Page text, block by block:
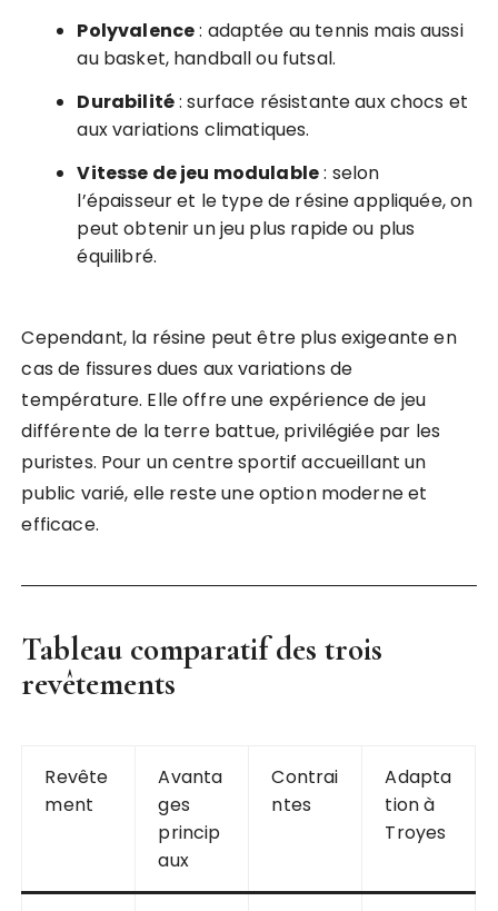
Polyvalence: adaptée au tennis mais aussi
au basket, handball ou futsal.
Durabilité: surface résistante aux chocs et
aux variations climatiques.
Vitesse de jeu modulable: selon
l’épaisseur et le type de résine appliquée, on
peut obtenir un jeu plus rapide ou plus
équilibré.
Cependant, la résine peut être plus exigeante en
cas de fissures dues aux variations de
température. Elle offre une expérience de jeu
différente de la terre battue, privilégiée par les
puristes. Pour un centre sportif accueillant un
public varié, elle reste une option moderne et
efficace.
Tableau comparatif des trois
revêtements
Revête
ment
Avanta
ges
princip
aux
Contrai
ntes
Adapta
tion à
Troyes